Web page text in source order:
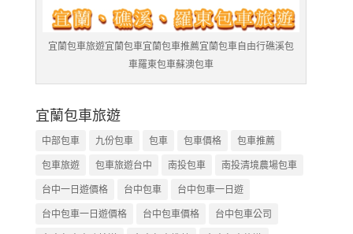
宜蘭包車旅遊宜蘭包車宜蘭包車推薦宜蘭包車自由行礁溪包
車羅東包車蘇澳包車
宜蘭包車旅遊
中部包車 九份包車 包車 包車價格
包車推薦
包車旅遊
包車旅遊台中 南投包車
南投清境農場包車
台中一日遊價格
台中包車
台中包車一日遊
台中包車一日遊價格
台中包車價格
台中包車公司